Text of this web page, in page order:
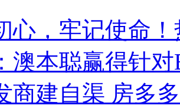
心，牢记使命！
澳本聪赢得针对
商建自渠 房多